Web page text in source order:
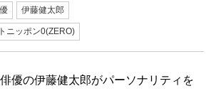
伊藤健太郎
ニッポン0(ZERO)
優の伊藤健太郎がパーソナリティを